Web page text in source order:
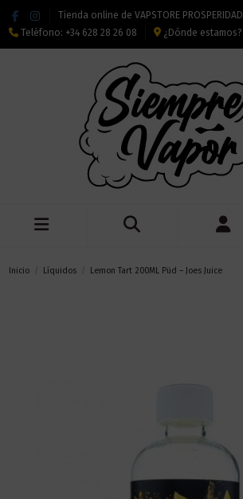
Tienda online de VAPSTORE PROSPERIDAD
Teléfono: +34 628 28 26 08 ¿Dónde estamos?
Inicio Líquidos Lemon Tart 200ML Püd – Joes Juice